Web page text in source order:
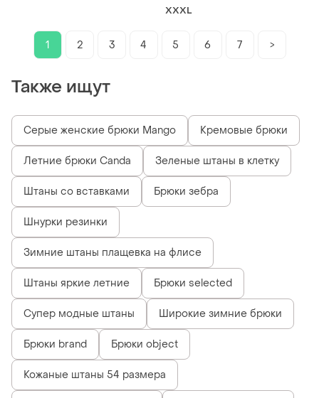
XXXL
1 2 3 4 5 6 7 >
Также ищут
Серые женские брюки Mango Кремовые брюки
Летние брюки Canda Зеленые штаны в клетку
Штаны со вставками Брюки зебра
Шнурки резинки
Зимние штаны плащевка на флисе
Штаны яркие летние Брюки selected
Супер модные штаны Широкие зимние брюки
Брюки brand Брюки object
Кожаные штаны 54 размера